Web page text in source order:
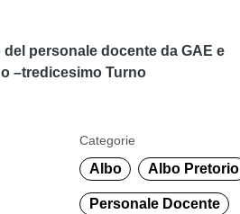
personale docente da GAE e
–tredicesimo Turno
Categorie
Albo Albo Pretorio
Personale Docente